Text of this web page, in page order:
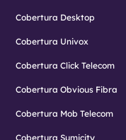
Cobertura Desktop
Cobertura Univox
Cobertura Click Telecom
Cobertura Obvious Fibra
Cobertura Mob Telecom
Cobertura Sumicity